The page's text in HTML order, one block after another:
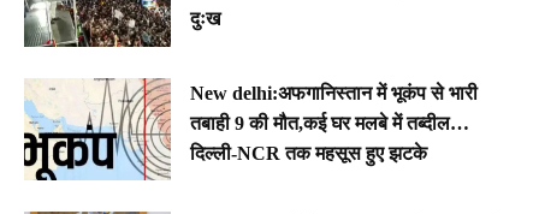
दुःख
New delhi:अफगानिस्तान में भूकंप से भारी
तबाही 9 की मौत,कई घर मलबे में तब्दील…
दिल्ली-NCR तक महसूस हुए झटके